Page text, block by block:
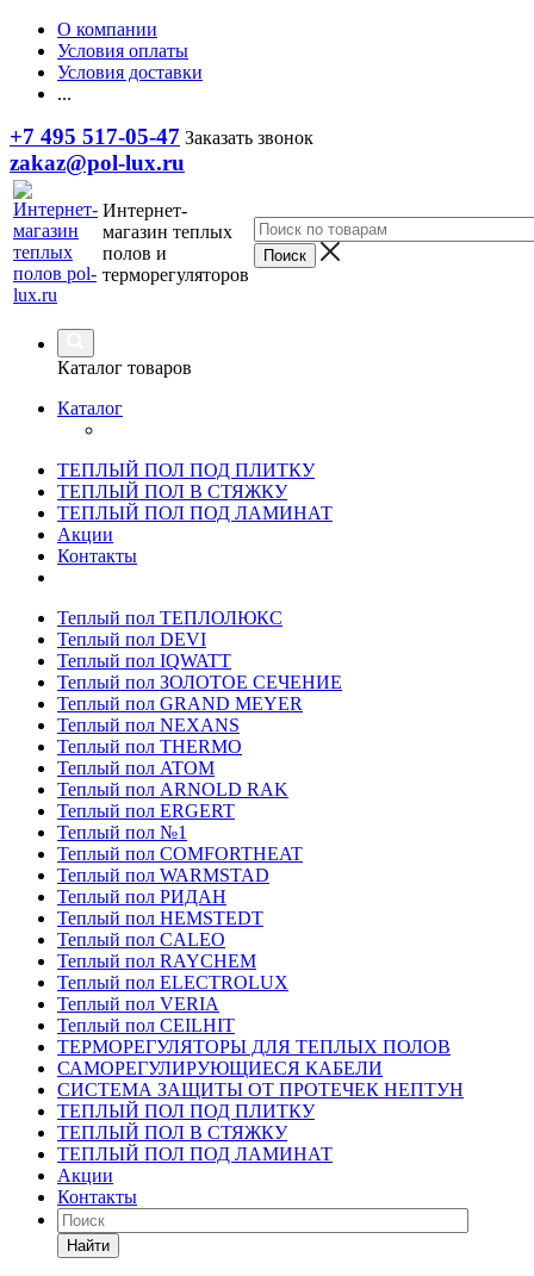
О компании
Условия оплаты
Условия доставки
...
+7 495 517-05-47 Заказать звонок
zakaz@pol-lux.ru
Интернет-
магазин теплых
полов и
терморегуляторов
Каталог товаров
Каталог
ТЕПЛЫЙ ПОЛ ПОД ПЛИТКУ
ТЕПЛЫЙ ПОЛ В СТЯЖКУ
ТЕПЛЫЙ ПОЛ ПОД ЛАМИНАТ
Акции
Контакты
Теплый пол ТЕПЛОЛЮКС
Теплый пол DEVI
Теплый пол IQWATT
Теплый пол ЗОЛОТОЕ СЕЧЕНИЕ
Теплый пол GRAND MEYER
Теплый пол NEXANS
Теплый пол THERMO
Теплый пол ATOM
Теплый пол ARNOLD RAK
Теплый пол ERGERT
Теплый пол №1
Теплый пол COMFORTHEAT
Теплый пол WARMSTAD
Теплый пол РИДАН
Теплый пол HEMSTEDT
Теплый пол CALEO
Теплый пол RAYCHEM
Теплый пол ELECTROLUX
Теплый пол VERIA
Теплый пол CEILHIT
ТЕРМОРЕГУЛЯТОРЫ ДЛЯ ТЕПЛЫХ ПОЛОВ
САМОРЕГУЛИРУЮЩИЕСЯ КАБЕЛИ
СИСТЕМА ЗАЩИТЫ ОТ ПРОТЕЧЕК НЕПТУН
ТЕПЛЫЙ ПОЛ ПОД ПЛИТКУ
ТЕПЛЫЙ ПОЛ В СТЯЖКУ
ТЕПЛЫЙ ПОЛ ПОД ЛАМИНАТ
Акции
Контакты
Найти